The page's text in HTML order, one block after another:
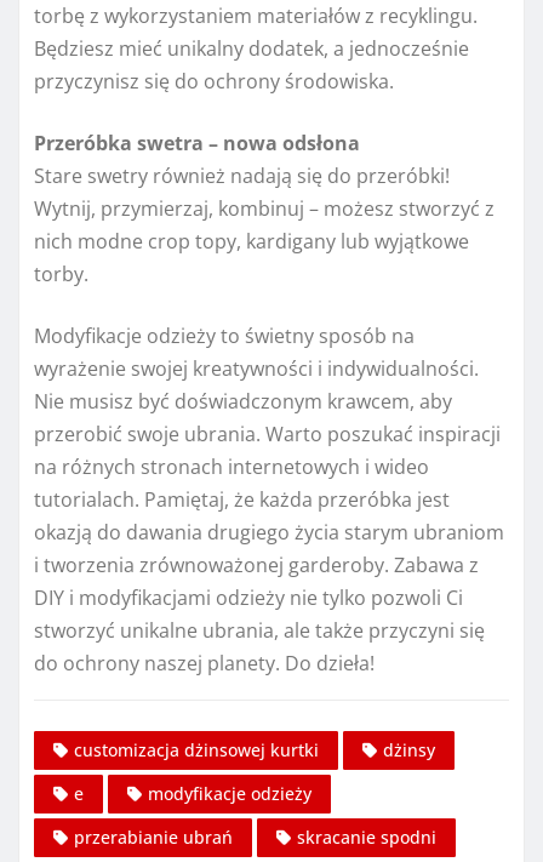
torbę z wykorzystaniem materiałów z recyklingu.
Będziesz mieć unikalny dodatek, a jednocześnie
przyczynisz się do ochrony środowiska.
Przeróbka swetra – nowa odsłona
Stare swetry również nadają się do przeróbki!
Wytnij, przymierzaj, kombinuj – możesz stworzyć z
nich modne crop topy, kardigany lub wyjątkowe
torby.
Modyfikacje odzieży to świetny sposób na
wyrażenie swojej kreatywności i indywidualności.
Nie musisz być doświadczonym krawcem, aby
przerobić swoje ubrania. Warto poszukać inspiracji
na różnych stronach internetowych i wideo
tutorialach. Pamiętaj, że każda przeróbka jest
okazją do dawania drugiego życia starym ubraniom
i tworzenia zrównoważonej garderoby. Zabawa z
DIY i modyfikacjami odzieży nie tylko pozwoli Ci
stworzyć unikalne ubrania, ale także przyczyni się
do ochrony naszej planety. Do dzieła!
customizacja dżinsowej kurtki
dżinsy
e
modyfikacje odzieży
przerabianie ubrań
skracanie spodni